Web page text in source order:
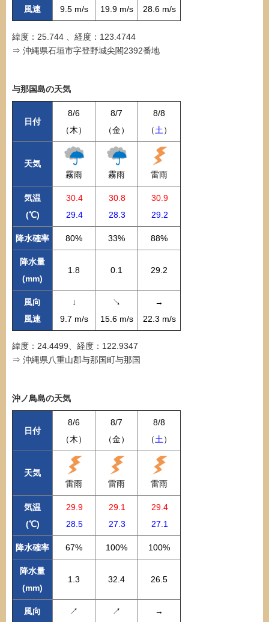
風速
9.5 m/s
19.9 m/s
28.6 m/s
緯度：25.744 、経度：123.4744
⇒ 沖縄県石垣市字登野城尖閣2392番地
与那国島の天気
日付
8/6
（木）
8/7
（金）
8/8
（土）
天気
霧雨
霧雨 雷雨
気温
(℃)
30.4
29.4
30.8
28.3
30.9
29.2
降水確率 80% 33% 88%
降水量
(mm)
1.8 0.1 29.2
風向
風速
↓
9.7 m/s
↘
15.6 m/s
→
22.3 m/s
緯度：24.4499、経度：122.9347
⇒ 沖縄県八重山郡与那国町与那国
沖ノ鳥島の天気
日付
8/6
（木）
8/7
（金）
8/8
（土）
天気
雷雨
雷雨 雷雨
気温
(℃)
29.9
28.5
29.1
27.3
29.4
27.1
降水確率 67% 100% 100%
降水量
(mm)
1.3 32.4 26.5
風向
↗
↗
→